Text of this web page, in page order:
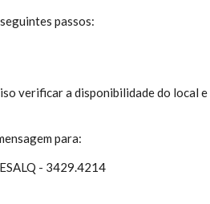
passos:
verificar a disponibilidade do local
para:
- 3429.4214